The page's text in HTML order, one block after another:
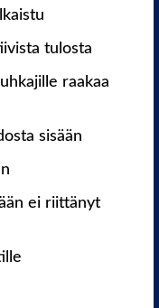
tulosta
raakaa
sisään
ei riittänyt